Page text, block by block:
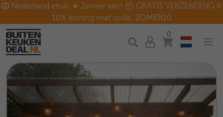
🦁 Nederland eruit. ☀️ Zomer aan! 📦 GRATIS VERZENDING &
10% korting met code: ZOMER10
0